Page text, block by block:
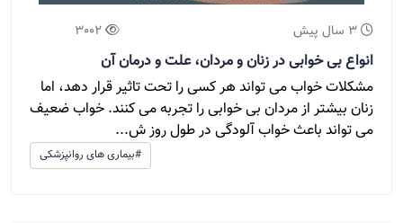
3 سال پیش 3002
انواع بی خوابی در زنان و مردان، علت و درمان آن
مشکلات خواب می تواند هر کسی را تحت تاثیر قرار دهد، اما
زنان بیشتر از مردان بی خوابی را تجربه می کنند. خواب ضعیف
می تواند باعث خواب آلودگی در طول روز ش...
#بیماری های روانپزشکی